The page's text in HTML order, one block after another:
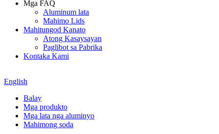
Mga FAQ
Aluminum lata
Mahimo Lids
Mahitungod Kanato
Atong Kasaysayan
Paglibot sa Pabrika
Kontaka Kami
English
Balay
Mga produkto
Mga lata nga aluminyo
Mahimong soda